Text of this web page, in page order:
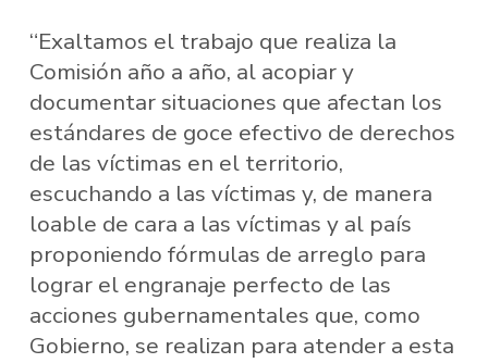
“Exaltamos el trabajo que realiza la
Comisión año a año, al acopiar y
documentar situaciones que afectan los
estándares de goce efectivo de derechos
de las víctimas en el territorio,
escuchando a las víctimas y, de manera
loable de cara a las víctimas y al país
proponiendo fórmulas de arreglo para
lograr el engranaje perfecto de las
acciones gubernamentales que, como
Gobierno, se realizan para atender a esta